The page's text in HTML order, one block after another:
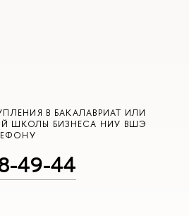
В БАКАЛАВРИАТ ИЛИ
ШКОЛЫ БИЗНЕСА НИУ ВШЭ
49-44